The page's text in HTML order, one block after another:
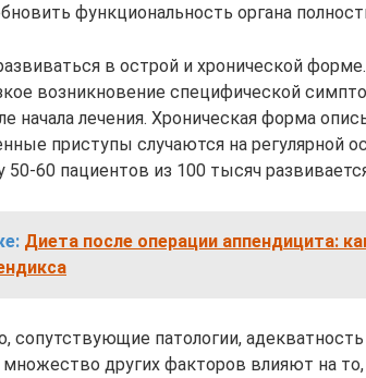
функциональность органа
в острой и хронической
возникновение специфической
начала лечения. Хроническая форма
приступы случаются на регулярной
60 пациентов из 100 тысяч
Диета после операции аппендицита:
сопутствующие патологии,
множество других факторов влияют на